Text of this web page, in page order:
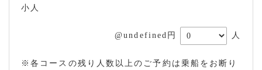
小人
@undefined円 人
※各コースの残り人数以上のご予約は乗船をお断り